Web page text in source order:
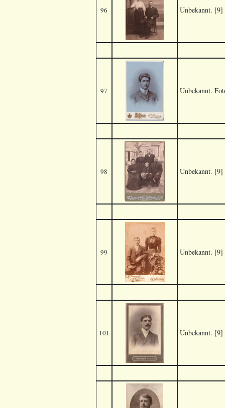
96 Unbekannt. [9]
97 Unbekannt.
98 Unbekannt. [9]
99 Unbekannt. [9]
101 Unbekannt. [9]